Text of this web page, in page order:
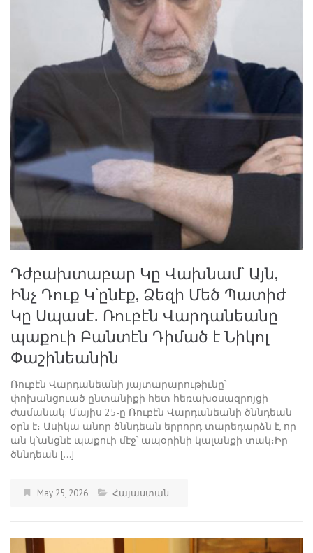
Դժբախտաբար Կը Վախնամ՝ Այն,
Ինչ Դուք Կ՝ընէք, Ձեզի Մեծ Պատիժ
Կը Սպասէ․ Ռուբէն Վարդանեանը
պաքուի Բանտէն Դիմած է Նիկոլ
Փաշինեանին
Ռուբէն Վարդանեանի յայտարարութիւնը՝
փոխանցուած ընտանիքի հետ հեռախօսազրոյցի
ժամանակ: Մայիս 25-ը Ռուբէն Վարդանեանի ծննդեան
օրն է։ Ասիկա անոր ծննդեան երրորդ տարեդարձն է, որ
ան կ՝անցնէ պաքուի մէջ՝ ապօրինի կալանքի տակ։Իր
ծննդեան […]
May 25, 2026 Հայաստան